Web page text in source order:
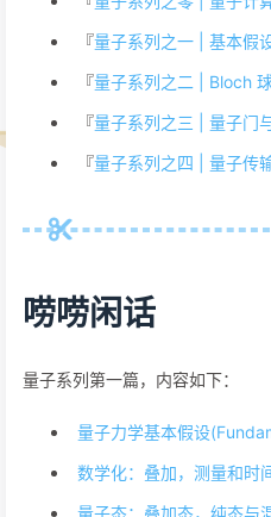
『量子系列之一 | 基本假
『量子系列之二 | Bloch
『量子系列之三 | 量子门
『量子系列之四 | 量子传
唠唠闲话
量子系列第一篇，内容如下：
量子力学基本假设
数学化：叠加，测量和时
量子态：叠加态，纯态与